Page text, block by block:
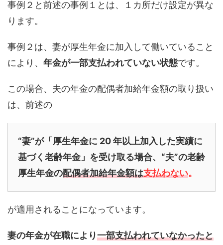
事例２と前述の事例１とは、１カ所だけ設定が異な
ります。
事例２は、妻が厚生年金に加入して働いていること
により、 年金が一部支払われていない状態です。
この場合、夫の年金の配偶者加給年金額の取り扱い
は、前述の
“妻”が「厚生年金に 20 年以上加入した実績に
基づく老齢年金」を受け取る場合、 “夫”の老齢
厚生年金の配偶者加給年金額は支払わない。
が適用されることになっています。
妻の年金が在職により一部支払われていなかったと